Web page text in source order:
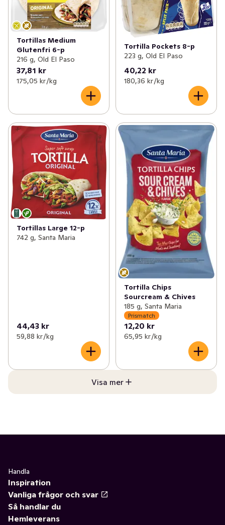
Tortillas Medium
Glutenfri 6-p
216 g, Old El Paso
37,81 kr
175,05 kr /kg
Tortilla Pockets 8-p
223 g, Old El Paso
40,22 kr
180,36 kr /kg
Tortillas Large 12-p
742 g, Santa Maria
44,43 kr
59,88 kr /kg
Tortilla Chips
Sourcream & Chives
185 g, Santa Maria
Prismatch
12,20 kr
65,95 kr /kg
Visa mer
Handla
Inspiration
Vanliga frågor och svar
Så handlar du
Hemleverans